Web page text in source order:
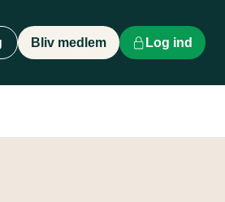
Bliv medlem Log ind